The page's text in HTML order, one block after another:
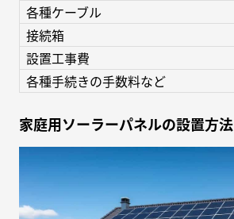
各種ケーブル
接続箱
設置工事費
各種手続きの手数料など
家庭用ソーラーパネルの設置方法